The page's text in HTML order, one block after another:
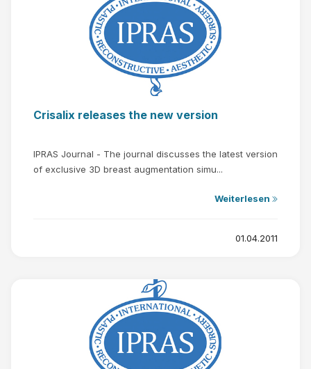
Crisalix releases the new version
IPRAS Journal - The journal discusses the latest version
of exclusive 3D breast augmentation simu...
Weiterlesen
01.04.2011